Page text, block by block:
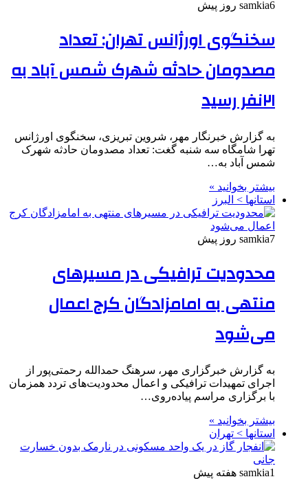
samkia6 روز پیش
سخنگوی اورژانس تهران: تعداد
مصدومان حادثه شهرک شمس آباد به
۲۱نفر رسید
به گزارش خبرنگار مهر، شروین تبریزی، سخنگوی اورژانس
تهرا شامگاه سه شنبه گغت: تعداد مصدومان حادثه شهرک
شمس آباد به…
بیشتر بخوانید »
استانها > البرز
samkia7 روز پیش
محدودیت ترافیکی در مسیرهای
منتهی به امامزادگان کرج اعمال
می‌شود
به گزارش خبرگزاری مهر، سرهنگ حمدالله رحمتی‌پور از
اجرای تمهیدات ترافیکی و اعمال محدودیت‌های تردد همزمان
با برگزاری مراسم پیاده‌روی…
بیشتر بخوانید »
استانها > تهران
samkia1 هفته پیش